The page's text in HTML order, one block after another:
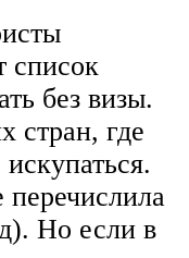
список
без визы.
стран, где
Но если в